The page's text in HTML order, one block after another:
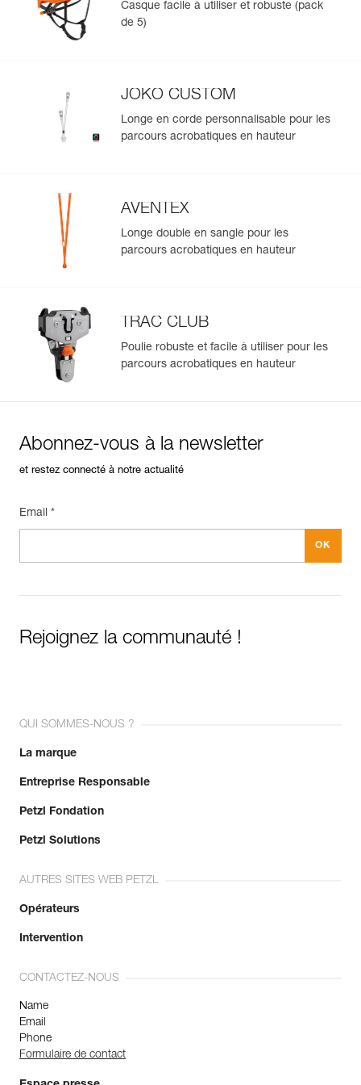
- zone de marquage spécifique à l'extérieur permettant
d'identifier facilement le harnais lorsqu'il est rangé,
- cartonnette d'identification individuelle intégrée au
- facilité de nettoyage.
Disponible à l'unité ou en regroupement par cinq.
Importez et exportez facilement vos données EPI
existantes.
En savoir plus
Casque facile à utiliser et robuste (pack
de 5)
JOKO CUSTOM
Longe en corde personnalisable pour les
parcours acrobatiques en hauteur
AVENTEX
Longe double en sangle pour les
parcours acrobatiques en hauteur
TRAC CLUB
Poulie robuste et facile à utiliser pour les
parcours acrobatiques en hauteur
Abonnez-vous à la newsletter
et restez connecté à notre actualité
Email *
Rejoignez la communauté !
QUI SOMMES-NOUS ?
La marque
Entreprise Responsable
Petzl Fondation
Petzl Solutions
AUTRES SITES WEB PETZL
Opérateurs
Intervention
CONTACTEZ-NOUS
Name
Email
Phone
Formulaire de contact